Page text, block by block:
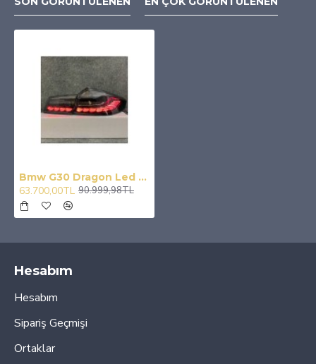
Bmw G30 Dragon Led Stop Smoke-kırmızı
63.700,00TL 90.999,98TL
Hesabım
Hesabım
Sipariş Geçmişi
Ortaklar